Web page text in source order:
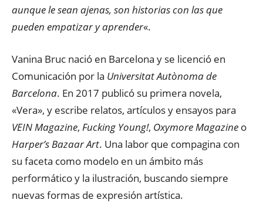
aunque le sean ajenas, son historias con las que
pueden empatizar y aprender«.
Vanina Bruc nació en Barcelona y se licenció en
Comunicación por la Universitat Autònoma de
Barcelona. En 2017 publicó su primera novela,
«Vera», y escribe relatos, artículos y ensayos para
VEIN Magazine, Fucking Young!, Oxymore Magazine o
Harper’s Bazaar Art. Una labor que compagina con
su faceta como modelo en un ámbito más
performático y la ilustración, buscando siempre
nuevas formas de expresión artística.